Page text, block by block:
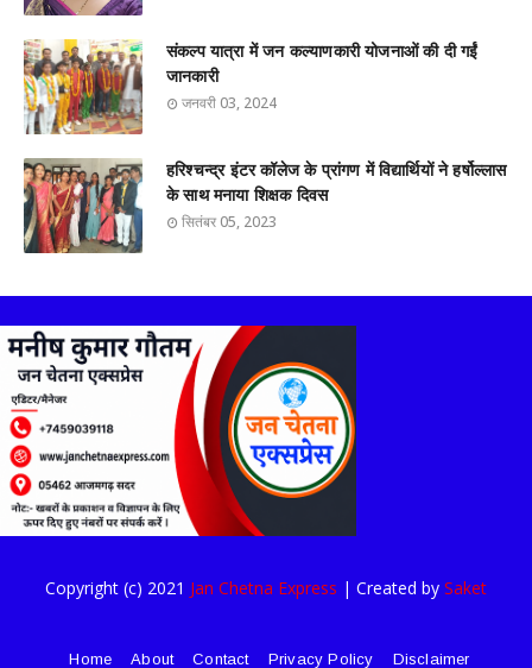
संकल्प यात्रा में जन कल्याणकारी योजनाओं की दी गईं
जानकारी
जनवरी 03, 2024
हरिश्चन्द्र इंटर कॉलेज के प्रांगण में विद्यार्थियों ने हर्षोल्लास
के साथ मनाया शिक्षक दिवस
सितंबर 05, 2023
Copyright (c) 2021 Jan Chetna Express | Created by Saket
Home About Contact Privacy Policy Disclaimer